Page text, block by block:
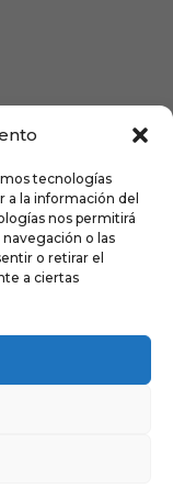
tecnologías
a la información del
nos permitirá
o las
o retirar el
a ciertas
- 16:00 a 21:00
- 16:00 a 20:00
- 16:00 a 19:00
- 16:00 a 19:00